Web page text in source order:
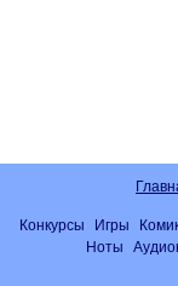
Конкурсы Игры
Ноты